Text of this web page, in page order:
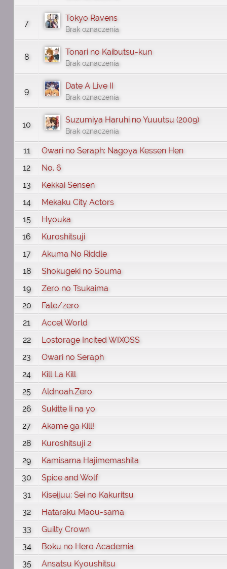
7
Tokyo Ravens
Brak oznaczenia
8
Tonari no Kaibutsu-kun
Brak oznaczenia
9
Date A Live II
Brak oznaczenia
10
Suzumiya Haruhi no Yuuutsu (2009)
Brak oznaczenia
11
Owari no Seraph: Nagoya Kessen Hen
12
No. 6
13
Kekkai Sensen
14
Mekaku City Actors
15
Hyouka
16
Kuroshitsuji
17
Akuma No Riddle
18
Shokugeki no Souma
19
Zero no Tsukaima
20
Fate/zero
21
Accel World
22
Lostorage Incited WIXOSS
23
Owari no Seraph
24
Kill La Kill
25
Aldnoah.Zero
26
Sukitte Ii na yo
27
Akame ga Kill!
28
Kuroshitsuji 2
29
Kamisama Hajimemashita
30
Spice and Wolf
31
Kiseijuu: Sei no Kakuritsu
32
Hataraku Maou-sama
33
Guilty Crown
34
Boku no Hero Academia
35
Ansatsu Kyoushitsu